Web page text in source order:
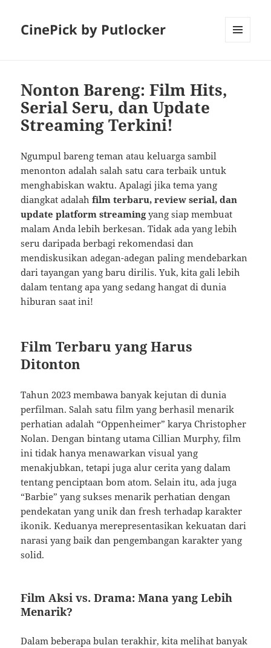
CinePick by Putlocker
Nonton Bareng: Film Hits,
Serial Seru, dan Update
Streaming Terkini!
Ngumpul bareng teman atau keluarga sambil
menonton adalah salah satu cara terbaik untuk
menghabiskan waktu. Apalagi jika tema yang
diangkat adalahfilm terbaru, review serial, dan
update platform streamingyang siap membuat
malam Anda lebih berkesan. Tidak ada yang lebih
seru daripada berbagi rekomendasi dan
mendiskusikan adegan-adegan paling mendebarkan
dari tayangan yang baru dirilis. Yuk, kita gali lebih
dalam tentang apa yang sedang hangat di dunia
hiburan saat ini!
Film Terbaru yang Harus
Ditonton
Tahun 2023 membawa banyak kejutan di dunia
perfilman. Salah satu film yang berhasil menarik
perhatian adalah “Oppenheimer” karya Christopher
Nolan. Dengan bintang utama Cillian Murphy, film
ini tidak hanya menawarkan visual yang
menakjubkan, tetapi juga alur cerita yang dalam
tentang penciptaan bom atom. Selain itu, ada juga
“Barbie” yang sukses menarik perhatian dengan
pendekatan yang unik dan fresh terhadap karakter
ikonik. Keduanya merepresentasikan kekuatan dari
narasi yang baik dan pengembangan karakter yang
solid.
Film Aksi vs. Drama: Mana yang Lebih
Menarik?
Dalam beberapa bulan terakhir, kita melihat banyak